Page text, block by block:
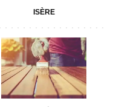
ISÈRE